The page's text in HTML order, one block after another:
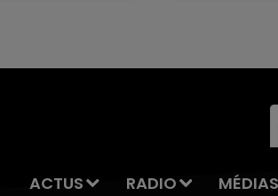
ACTUS RADIO MÉDIAS